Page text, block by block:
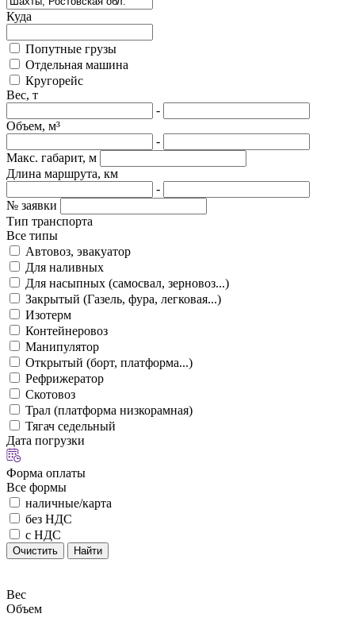
Куда
Попутные грузы
Отдельная машина
Кругорейс
Вес, т
-
Объем, м³
-
Макс. габарит, м
Длина маршрута, км
-
№ заявки
Тип транспорта
Все типы
Автовоз, эвакуатор
Для наливных
Для насыпных (самосвал, зерновоз...)
Закрытый (Газель, фура, легковая...)
Изотерм
Контейнеровоз
Манипулятор
Открытый (борт, платформа...)
Рефрижератор
Скотовоз
Трал (платформа низкорамная)
Тягач седельный
Дата погрузки
Форма оплаты
Все формы
наличные/карта
без НДС
с НДС
Очистить Найти
Вес
Объем